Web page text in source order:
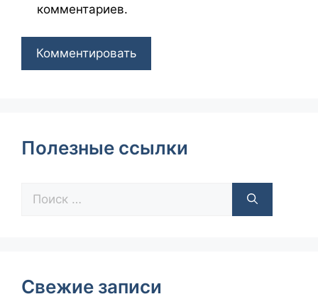
комментариев.
Полезные ссылки
Свежие записи